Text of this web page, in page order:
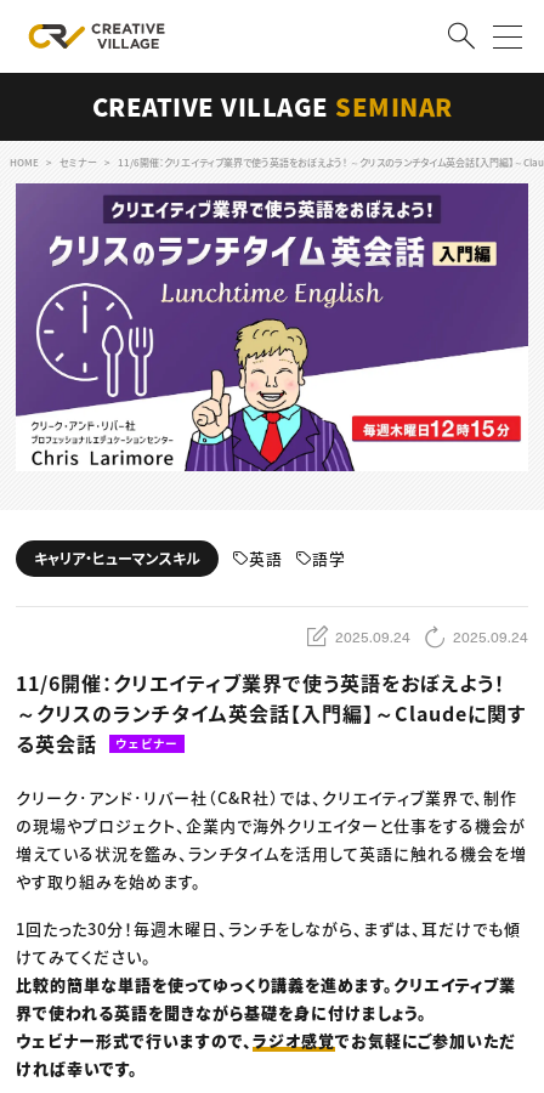
ログイン 会員登録
RECRUIT
クリエイター求人を探す
CREATIVE JOB求人検索
特集求人
採用説明会
転職支援サービス
スキルアップしたい！
動画配信・映像制作
編集・ライティング
ディレクション
TOP Creator’s コラム トップ
Webクリエイター
ゲームクリエイター
クリエイターインタビュー
C＆R Magazine
セミナー
ニュース・トレンド トップ
Web
映像
ゲーム・エンタメ
広告
CREATIVE VILLAGEからのお知らせ
プロフェッショナル×つながる×メディア
CREATIVE VILLAGE SEMINAR
HOME セミナー 11/6開催：クリエイティブ業界で使う英語をおぼえよう！ ～クリスのランチタイム英会話【入門編】～
キャリア・ヒューマンスキル 英語 語学
2025.09.24 2025.09.24
11/6開催：クリエイティブ業界で使う英語をおぼえよう！
～クリスのランチタイム英会話【入門編】～Claudeに関す
る英会話
ウェビナー
クリーク･アンド･リバー社（C&R社）では、クリエイティブ業界で、制作
の現場やプロジェクト、企業内で海外クリエイターと仕事をする機会が
増えている状況を鑑み、ランチタイムを活用して英語に触れる機会を増
やす取り組みを始めます。
1回たった30分！毎週木曜日、ランチをしながら、まずは、耳だけでも傾
けてみてください。
比較的簡単な単語を使ってゆっくり講義を進めます。クリエイティブ業
界で使われる英語を聞きながら基礎を身に付けましょう。
ウェビナー形式で行いますので、ラジオ感覚でお気軽にご参加いただ
ければ幸いです。